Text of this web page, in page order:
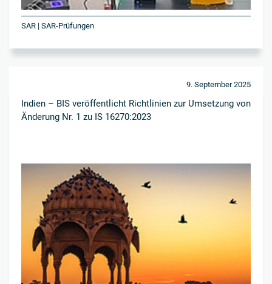
SAR | SAR-Prüfungen
9. September 2025
Indien – BIS veröffentlicht Richtlinien zur Umsetzung von
Änderung Nr. 1 zu IS 16270:2023